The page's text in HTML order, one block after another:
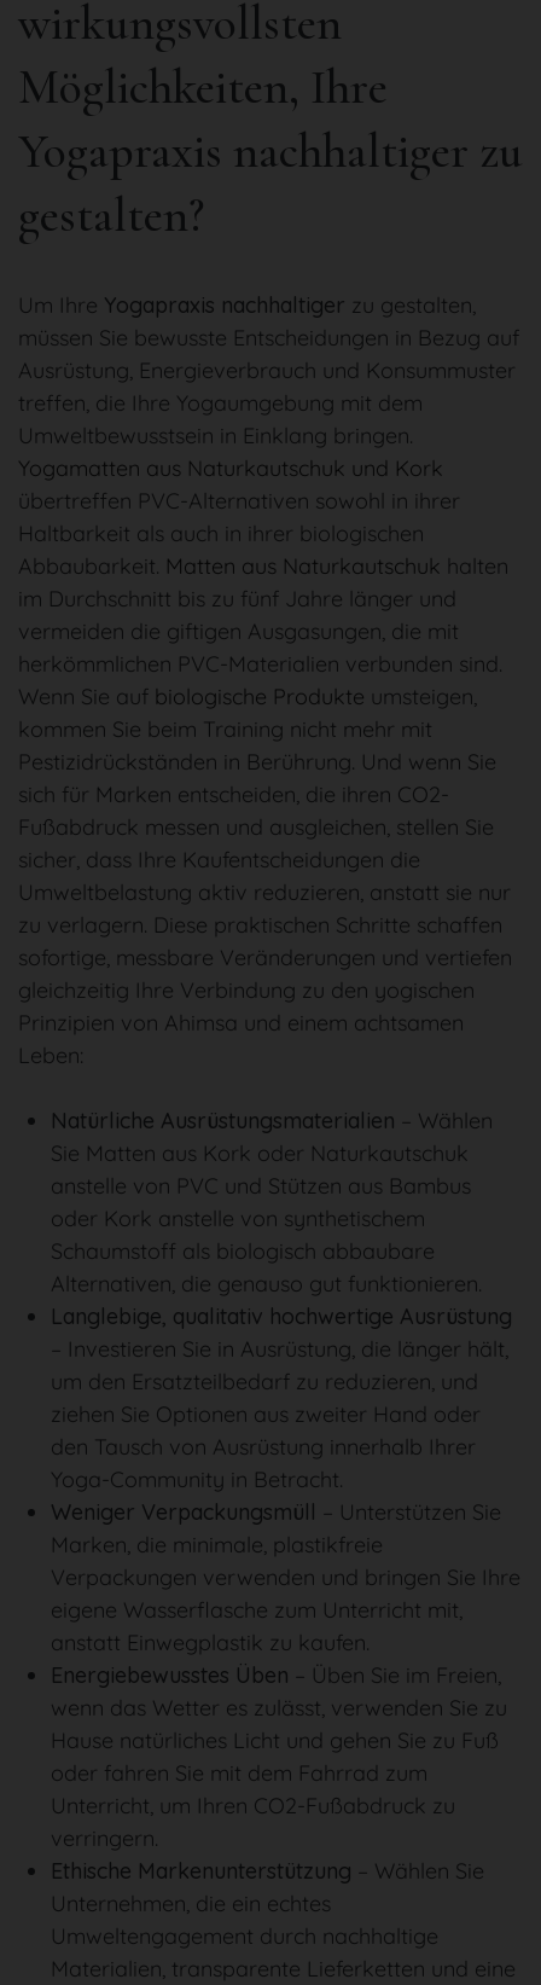
wirkungsvollsten
Möglichkeiten, Ihre
Yogapraxis nachhaltiger zu
gestalten?
Um Ihre Yogapraxis nachhaltiger zu gestalten,
müssen Sie bewusste Entscheidungen in Bezug auf
Ausrüstung, Energieverbrauch und Konsummuster
treffen, die Ihre Yogaumgebung mit dem
Umweltbewusstsein in Einklang bringen.
Yogamatten aus Naturkautschuk und Kork
übertreffen PVC-Alternativen sowohl in ihrer
Haltbarkeit als auch in ihrer biologischen
Abbaubarkeit. Matten aus Naturkautschuk halten
im Durchschnitt bis zu fünf Jahre länger und
vermeiden die giftigen Ausgasungen, die mit
herkömmlichen PVC-Materialien verbunden sind.
Wenn Sie auf biologische Produkte umsteigen,
kommen Sie beim Training nicht mehr mit
Pestizidrückständen in Berührung. Und wenn Sie
sich für Marken entscheiden, die ihren CO2-
Fußabdruck messen und ausgleichen, stellen Sie
sicher, dass Ihre Kaufentscheidungen die
Umweltbelastung aktiv reduzieren, anstatt sie nur
zu verlagern. Diese praktischen Schritte schaffen
sofortige, messbare Veränderungen und vertiefen
gleichzeitig Ihre Verbindung zu den yogischen
Prinzipien von Ahimsa und einem achtsamen
Leben:
Natürliche Ausrüstungsmaterialien – Wählen
Sie Matten aus Kork oder Naturkautschuk
anstelle von PVC und Stützen aus Bambus
oder Kork anstelle von synthetischem
Schaumstoff als biologisch abbaubare
Alternativen, die genauso gut funktionieren.
Langlebige, qualitativ hochwertige Ausrüstung
– Investieren Sie in Ausrüstung, die länger hält,
um den Ersatzteilbedarf zu reduzieren, und
ziehen Sie Optionen aus zweiter Hand oder
den Tausch von Ausrüstung innerhalb Ihrer
Yoga-Community in Betracht.
Weniger Verpackungsmüll – Unterstützen Sie
Marken, die minimale, plastikfreie
Verpackungen verwenden und bringen Sie Ihre
eigene Wasserflasche zum Unterricht mit,
anstatt Einwegplastik zu kaufen.
Energiebewusstes Üben – Üben Sie im Freien,
wenn das Wetter es zulässt, verwenden Sie zu
Hause natürliches Licht und gehen Sie zu Fuß
oder fahren Sie mit dem Fahrrad zum
Unterricht, um Ihren CO2-Fußabdruck zu
verringern.
Ethische Markenunterstützung – Wählen Sie
Unternehmen, die ein echtes
Umweltengagement durch nachhaltige
Materialien, transparente Lieferketten und eine